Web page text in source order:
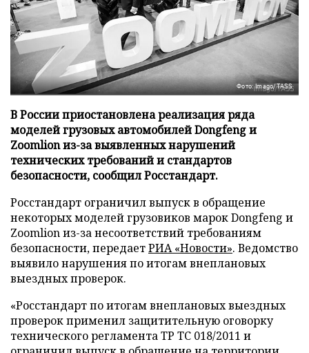
Фото: Imago/TASS
В России приостановлена реализация ряда
моделей грузовых автомобилей Dongfeng и
Zoomlion из-за выявленных нарушений
технических требований и стандартов
безопасности, сообщил Росстандарт.
Росстандарт ограничил выпуск в обращение
некоторых моделей грузовиков марок Dongfeng и
Zoomlion из-за несоответствий требованиям
безопасности, передаетРИА «Новости». Ведомство
выявило нарушения по итогам внеплановых
выездных проверок.
«Росстандарт по итогам внеплановых выездных
проверок применил защитительную оговорку
технического регламента ТР ТС 018/2011 и